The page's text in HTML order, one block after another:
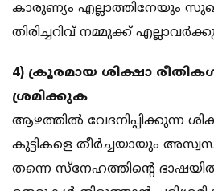
കാരുണ്യം എല്ലാത്തിനേയും
തിരിച്ചറിവ് നമ്മുക്ക്
4) ക്രൂരമായ ശിക്ഷാ
ശ്രമിക്കുക
ആഴത്തില്‍ വേദനിപ്പിക്കുന്ന
കുട്ടികളെ തീര്‍ച്ചയായും
തന്നെ സ്‌നേഹത്തിന്റെ